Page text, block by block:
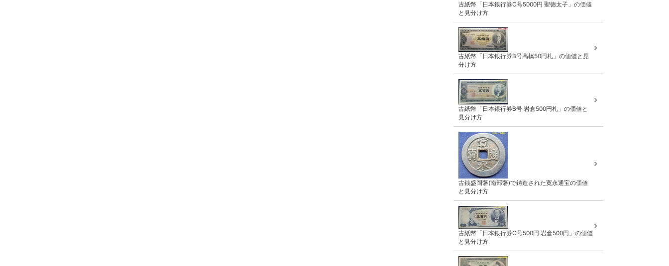
古紙幣「日本銀行券C号5000円 聖徳太子」の価値
と見分け方
古紙幣「日本銀行券B号高橋50円札」の価値と見
分け方
古紙幣「日本銀行券B号 岩倉500円札」の価値と
見分け方
古銭盛岡藩(南部藩)で鋳造された寛永通宝の価値
と見分け方
古紙幣「日本銀行券C号500円 岩倉500円」の価値
と見分け方